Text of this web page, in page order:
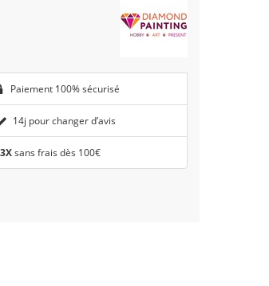
Paiement 100% sécurisé
14j pour changer d’avis
3Xsans frais dès 100€